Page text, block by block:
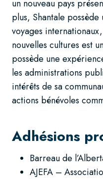
un nouveau pays
plus, Shantale
voyages
nouvelles cultures est
possède une
les administrations
intérêts de sa
actions bénévoles
Adhésions
Barreau de
AJEFA –